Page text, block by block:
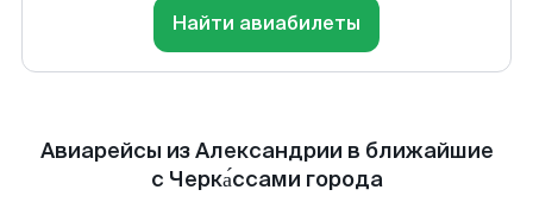
Найти авиабилеты
Авиарейсы из Александрии в ближайшие
с Черка́ссами города